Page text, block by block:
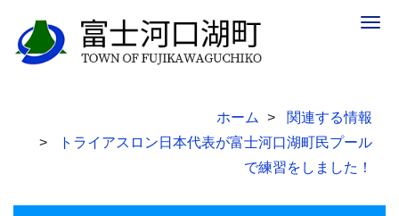
ホーム
関連する情報
トライアスロン日本代表が富士河口湖町民プール
で練習をしました！